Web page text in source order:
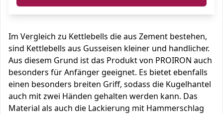
Im Vergleich zu Kettlebells die aus Zement bestehen,
sind Kettlebells aus Gusseisen kleiner und handlicher.
Aus diesem Grund ist das Produkt von PROIRON auch
besonders für Anfänger geeignet. Es bietet ebenfalls
einen besonders breiten Griff, sodass die Kugelhantel
auch mit zwei Händen gehalten werden kann. Das
Material als auch die Lackierung mit Hammerschlag